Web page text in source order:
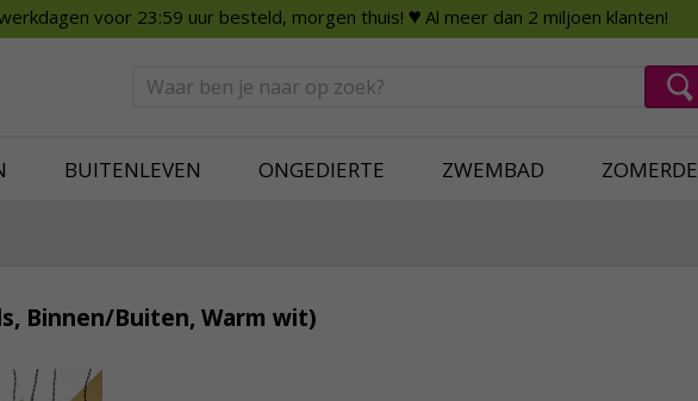
voor 23:59 uur besteld, morgen thuis! ♥ Al meer dan 2 miljoen klanten!
BUITENLEVEN ONGEDIERTE ZWEMBAD
Smart Home
Deurbellen
Slimme beveiliging
Binnen/Buiten, Warm wit)